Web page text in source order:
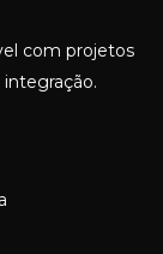
com projetos